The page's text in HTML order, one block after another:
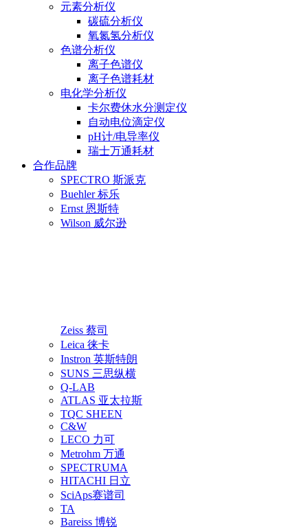
元素分析仪
碳硫分析仪
氧氮氢分析仪
色谱分析仪
离子色谱仪
离子色谱耗材
电化学分析仪
卡尔费休水分测定仪
自动电位滴定仪
pH计/电导率仪
瑞士万通耗材
合作品牌
SPECTRO 斯派克
Buehler 标乐
Ernst 恩斯特
Wilson 威尔逊
Zeiss 蔡司
Leica 徕卡
Instron 英斯特朗
SUNS 三思纵横
Q-LAB
ATLAS 亚太拉斯
TQC SHEEN
C&W
LECO 力可
Metrohm 万通
SPECTRUMA
HITACHI 日立
SciAps赛谱司
TA
Bareiss 博锐